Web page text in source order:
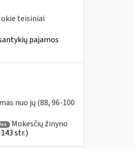
teisiniai
pajamos
nuo jų (88, 96-100
Mokesčių žinyno
str.)